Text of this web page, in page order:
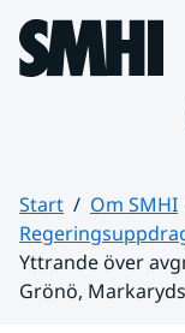
Hoppa till sidans
Start
Om SMHI
Yttrande över
Grönö,